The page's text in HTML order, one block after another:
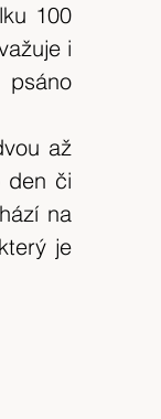
2017
krajina
100
i
psáno
až
den či
na
je